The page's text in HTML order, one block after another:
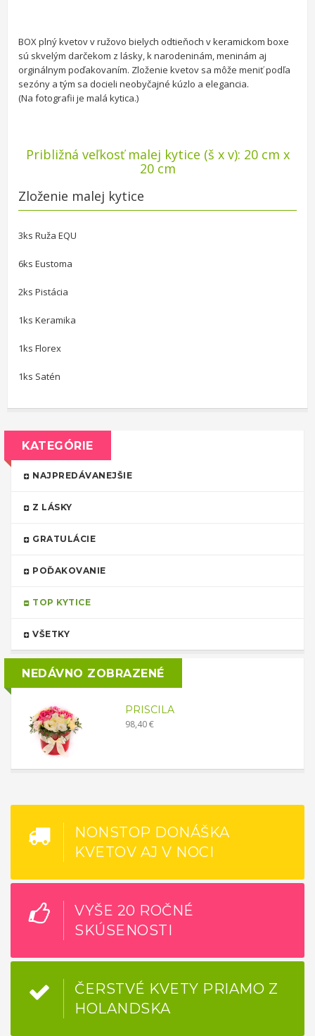
BOX plný kvetov v ružovo bielych odtieňoch v keramickom boxe
sú skvelým darčekom z lásky, k narodeninám, meninám aj
orginálnym poďakovaním. Zloženie kvetov sa môže meniť podľa
sezóny a tým sa docieli neobyčajné kúzlo a elegancia.
(Na fotografii je malá kytica.)
Približná veľkosť malej kytice (š x v): 20 cm x
20 cm
Zloženie malej kytice
3ks Ruža EQU
6ks Eustoma
2ks Pistácia
1ks Keramika
1ks Florex
1ks Satén
KATEGÓRIE
NAJPREDÁVANEJŠIE
Z LÁSKY
GRATULÁCIE
POĎAKOVANIE
TOP KYTICE
VŠETKY
NEDÁVNO ZOBRAZENÉ
PRISCILA
98,40 €
NONSTOP DONÁŠKA
KVETOV AJ V NOCI
VYŠE 20 ROČNÉ
SKÚSENOSTI
ČERSTVÉ KVETY PRIAMO Z
HOLANDSKA